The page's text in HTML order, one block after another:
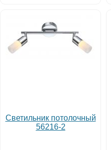
Светильник потолочный
56216-2